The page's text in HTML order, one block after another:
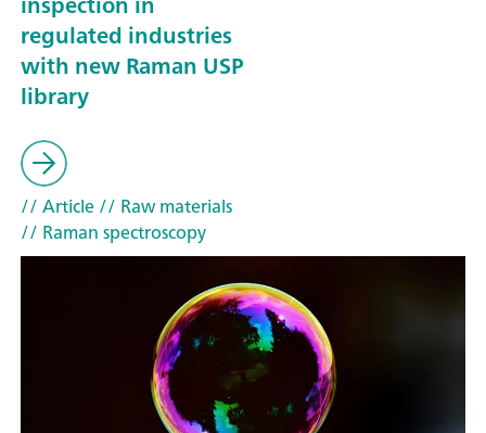
regulated industries
with new Raman USP
library
// Article// Raw materials
// Raman spectroscopy